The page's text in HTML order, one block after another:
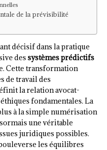
de la prévisibilité
décisif dans la pratique
des systèmes prédictifs
Cette transformation
de travail des
la relation avocat-
fondamentales. La
à la simple numérisation
une véritable
juridiques possibles.
les équilibres